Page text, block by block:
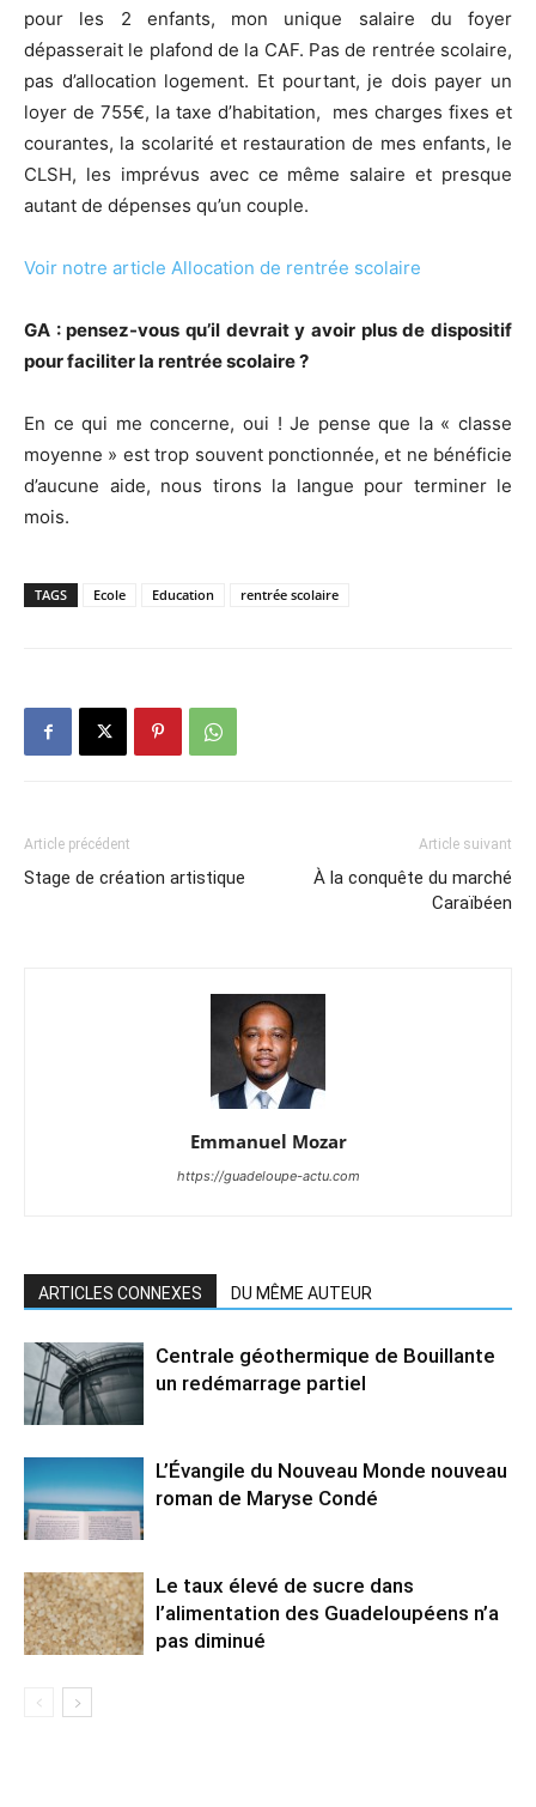
pour les 2 enfants, mon unique salaire du foyer
dépasserait le plafond de la CAF. Pas de rentrée scolaire,
pas d’allocation logement. Et pourtant, je dois payer un
loyer de 755€, la taxe d’habitation, mes charges fixes et
courantes, la scolarité et restauration de mes enfants, le
CLSH, les imprévus avec ce même salaire et presque
autant de dépenses qu’un couple.
Voir notre article Allocation de rentrée scolaire
GA : pensez-vous qu’il devrait y avoir plus de dispositif
pour faciliter la rentrée scolaire ?
En ce qui me concerne, oui ! Je pense que la « classe
moyenne » est trop souvent ponctionnée, et ne bénéficie
d’aucune aide, nous tirons la langue pour terminer le
mois.
TAGS Ecole Education rentrée scolaire
Article précédent
Stage de création artistique
Article suivant
À la conquête du marché
Caraïbéen
Emmanuel Mozar
https://guadeloupe-actu.com
ARTICLES CONNEXES DU MÊME AUTEUR
Centrale géothermique de Bouillante
un redémarrage partiel
L’Évangile du Nouveau Monde nouveau
roman de Maryse Condé
Le taux élevé de sucre dans
l’alimentation des Guadeloupéens n’a
pas diminué